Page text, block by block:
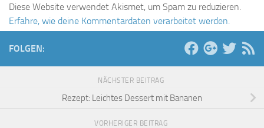
Diese Website verwendet Akismet, um Spam zu reduzieren.
Erfahre, wie deine Kommentardaten verarbeitet werden.
FOLGEN:
NÄCHSTER BEITRAG
Rezept: Leichtes Dessert mit Bananen
VORHERIGER BEITRAG